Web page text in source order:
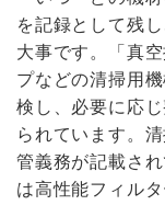
を記録として残
大事です。「真
プなどの清掃用
検し、必要に応
られています。
管義務が記載さ
は高性能フィル